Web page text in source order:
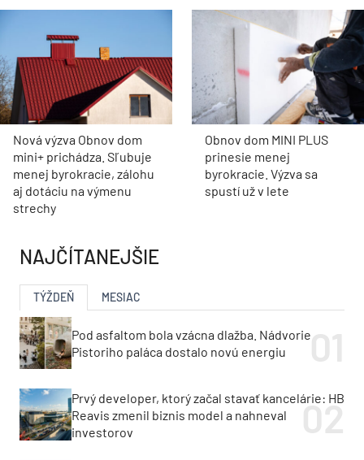
Nová výzva Obnov dom
mini+ prichádza. Sľubuje
menej byrokracie, zálohu
aj dotáciu na výmenu
strechy
Obnov dom MINI PLUS
prinesie menej
byrokracie. Výzva sa
spustí už v lete
NAJČÍTANEJŠIE
TÝŽDEŇ MESIAC
Pod asfaltom bola vzácna dlažba. Nádvorie
Pistoriho paláca dostalo novú energiu
Prvý developer, ktorý začal stavať kancelárie: HB
Reavis zmenil biznis model a nahneval
investorov